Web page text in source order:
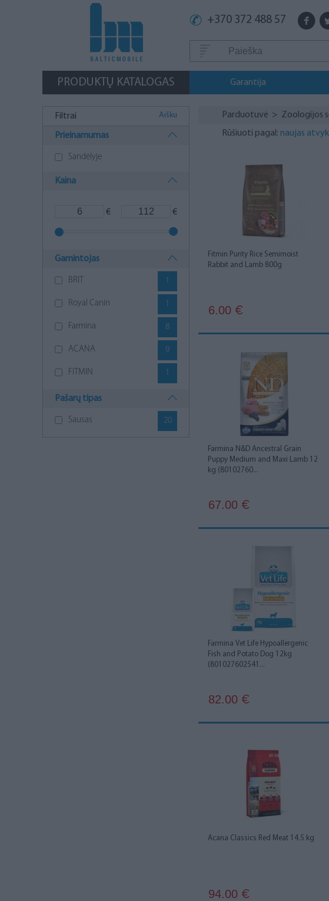
+370 372 488 57
PRODUKTŲ KATALOGAS Garantija
Filtrai Aišku
Prieinamumas
Sandėlyje
Kaina
€ €
Gamintojas
BRIT 1
Royal Canin 1
Farmina 8
ACANA 9
FITMIN 1
Pašarų tipas
Sausas 20
Parduotuvė > Zoologijos
Rūšiuoti pagal: naujas
Fitmin Purity Rice Semimoist
Rabbit and Lamb 800g
6.00 €
Farmina N&D Ancestral Grain
Puppy Medium and Maxi Lamb 12
kg (80102760...
67.00 €
Farmina Vet Life Hypoallergenic
Fish and Potato Dog 12kg
(801027602541...
82.00 €
Acana Classics Red Meat 14.5 kg
94.00 €